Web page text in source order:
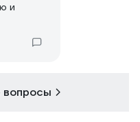
и
вопросы